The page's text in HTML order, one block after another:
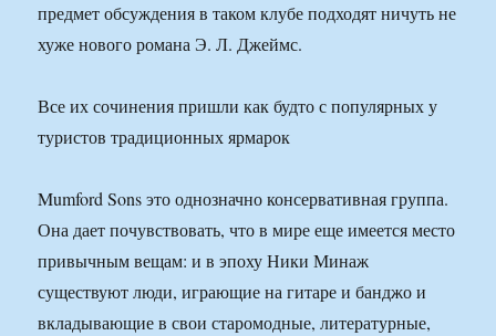
предмет обсуждения в таком клубе подходят ничуть не
хуже нового романа Э. Л. Джеймс.
Все их сочинения пришли как будто с популярных у
туристов традиционных ярмарок
Mumford Sons это однозначно консервативная группа.
Она дает почувствовать, что в мире еще имеется место
привычным вещам: и в эпоху Ники Минаж
существуют люди, играющие на гитаре и банджо и
вкладывающие в свои старомодные, литературные,